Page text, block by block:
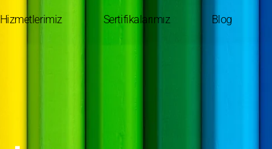
Hizmetlerimiz Sertifikalarımız Blog